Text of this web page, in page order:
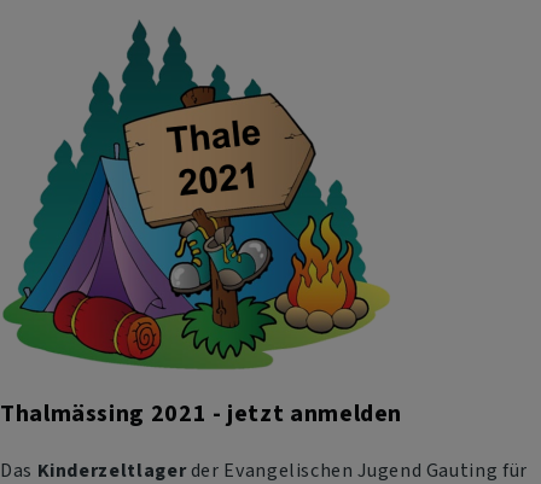
Evangelischen
Jugend
Thalmässing 2021 - jetzt anmelden
Das Kinderzeltlagerder Evangelischen Jugend Gauting für